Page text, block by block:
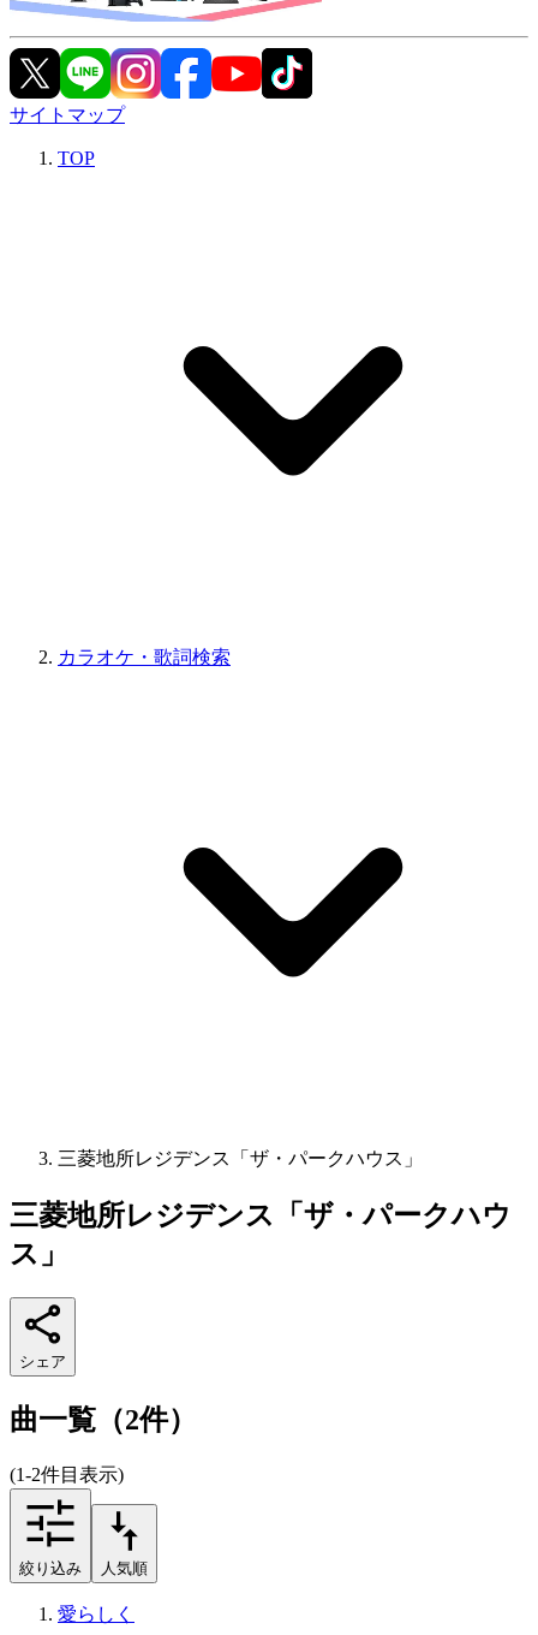
サイトマップ
TOP
カラオケ・歌詞検索
三菱地所レジデンス「ザ・パークハウス」
三菱地所レジデンス「ザ・パークハウ
ス」
シェア
曲一覧（2件）
(1-2件目表示)
絞り込み 人気順
愛らしく